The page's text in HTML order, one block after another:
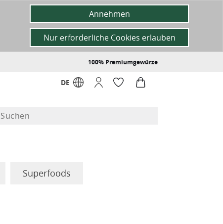
100% Premiumgewürze
DE
Superfoods
Annehmen
Nur erforderliche Cookies erlauben